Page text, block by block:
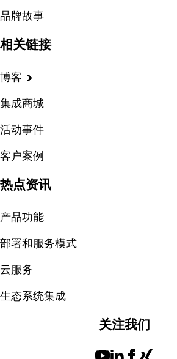
品牌故事
相关链接
博客
集成商城
活动事件
客户案例
热点资讯
产品功能
部署和服务模式
云服务
生态系统集成
关注我们